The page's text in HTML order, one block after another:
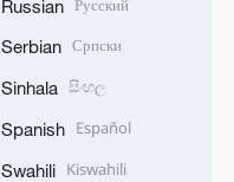
Russian
Serbian Српски
Sinhala සිංහල
Spanish Español
Swahili Kiswahili